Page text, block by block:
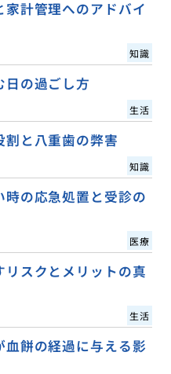
計管理へのアドバイ
知識
日の過ごし方
生活
と八重歯の弊害
知識
の応急処置と受診の
医療
スクとメリットの真
生活
餅の経過に与える影